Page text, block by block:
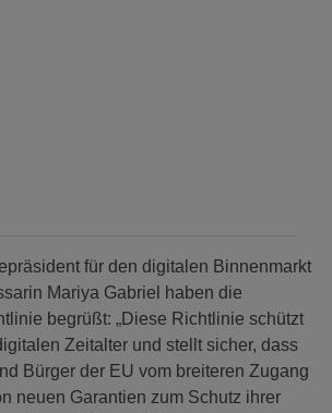
für den digitalen Binnenmarkt
Mariya Gabriel haben die
begrüßt: „Diese Richtlinie schützt
Zeitalter und stellt sicher, dass
Bürger der EU vom breiteren Zugang
neuen Garantien zum Schutz ihrer